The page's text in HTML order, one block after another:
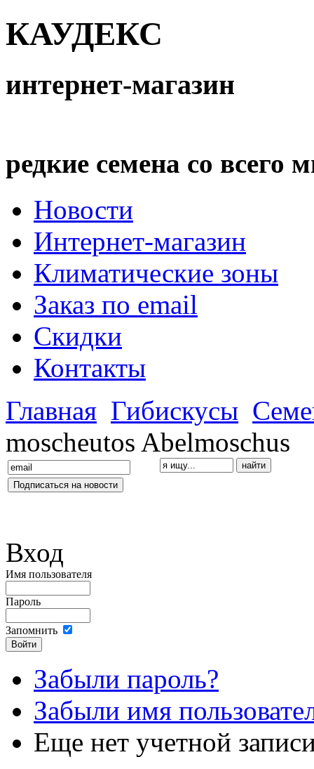
КАУДЕКС
интернет-магазин
редкие семена со всего
Новости
Интернет-магазин
Климатические зоны
Заказ по email
Скидки
Контакты
Главная Гибискусы
moscheutos Abelmoschus
Вход
Имя пользователя
Пароль
Запомнить
Забыли пароль?
Забыли имя
Еще нет учетной